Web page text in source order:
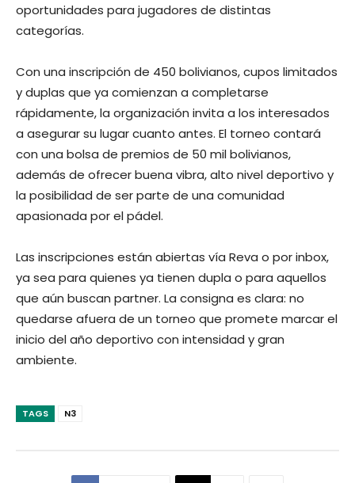
oportunidades para jugadores de distintas
categorías.
Con una inscripción de 450 bolivianos, cupos limitados
y duplas que ya comienzan a completarse
rápidamente, la organización invita a los interesados
a asegurar su lugar cuanto antes. El torneo contará
con una bolsa de premios de 50 mil bolivianos,
además de ofrecer buena vibra, alto nivel deportivo y
la posibilidad de ser parte de una comunidad
apasionada por el pádel.
Las inscripciones están abiertas vía Reva o por inbox,
ya sea para quienes ya tienen dupla o para aquellos
que aún buscan partner. La consigna es clara: no
quedarse afuera de un torneo que promete marcar el
inicio del año deportivo con intensidad y gran
ambiente.
TAGS N3